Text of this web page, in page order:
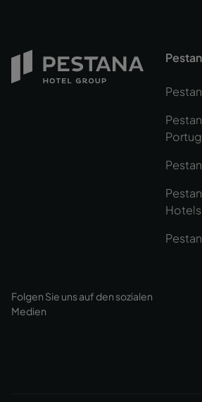
Folgen Sie uns auf den sozialen
Medien
Hotels